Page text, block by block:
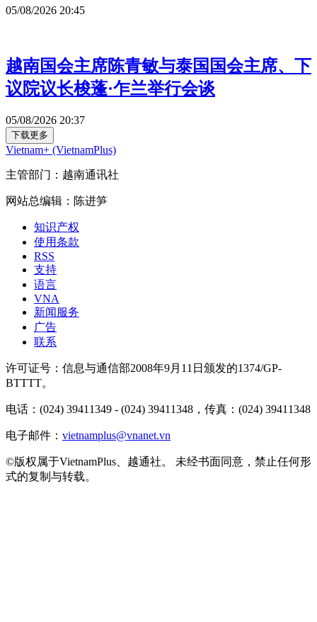
05/08/2026 20:45
越南国会主席陈青敏与泰国国会主席、下
议院议长梭蓬·乍兰举行会谈
05/08/2026 20:37
下载更多
Vietnam+ (VietnamPlus)
主管部门：越南通讯社
网站总编辑：陈进笋
知识产权
使用条款
RSS
支持
语言
VNA
新闻服务
广告
联系
许可证号：信息与通信部2008年9月11日颁发的1374/GP-
BTTTT。
电话：(024) 39411349 - (024) 39411348，传真：(024) 39411348
电子邮件： vietnamplus@vnanet.vn
©版权属于VietnamPlus、越通社。 未经书面同意，禁止任何形
式的复制与转载。